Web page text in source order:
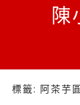
陳
標籤: 阿茶芋